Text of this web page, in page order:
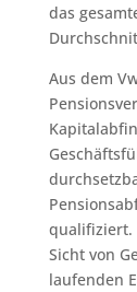
das
Aus dem
qualifiziert.
Sicht von
laufenden